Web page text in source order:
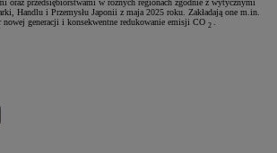
oraz przedsiębiorstwami w różnych regionach zgodnie z wytycznymi
Handlu i Przemysłu Japonii z maja 2025 roku. Zakładają one m.in.
nowej generacji i konsekwentne redukowanie emisji CO 2